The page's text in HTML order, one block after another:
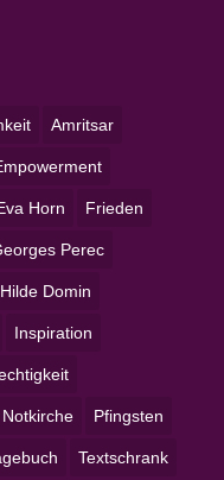
Amritsar
Horn Frieden
Perec
Hilde Domin
Inspiration
Notkirche Pfingsten
Textschrank